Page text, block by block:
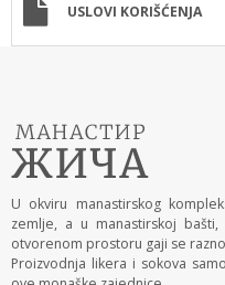
USLOVI KORIŠĆENJA
U okviru manastirskog
zemlje, a u manastirskoj
otvorenom prostoru gaji se
Proizvodnja likera i sokova